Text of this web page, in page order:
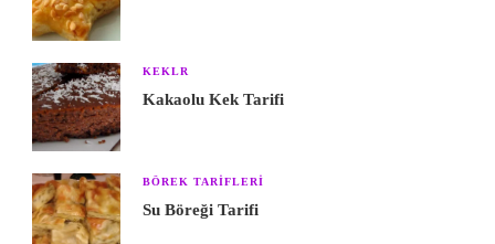
KEKLR
Kakaolu Kek Tarifi
BÖREK TARIFLERI
Su Böreği Tarifi